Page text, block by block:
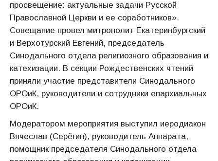
просвещение: актуальные задачи Русской
Православной Церкви и ее соработников».
Совещание провел митрополит Екатеринбургский
и Верхотурский Евгений, председатель
Синодального отдела религиозного образования и
катехизации. В секции Рождественских чтений
приняли участие представители Синодального
ОРОиК, руководители и сотрудники епархиальных
ОРОиК.
Модератором мероприятия выступил иеродиакон
Вячеслав (Серёгин), руководитель Аппарата,
помощник председателя Синодального отдела